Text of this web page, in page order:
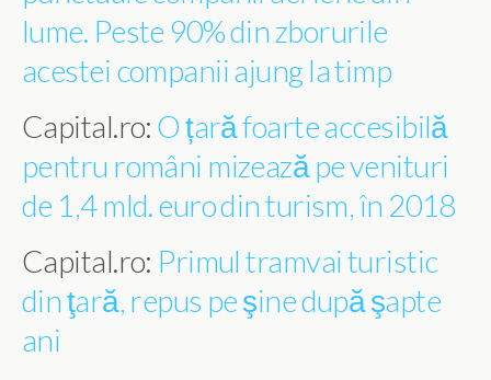
lume. Peste 90% din zborurile
acestei companii ajung la timp
Capital.ro: O țară foarte accesibilă
pentru români mizează pe venituri
de 1,4 mld. euro din turism, în 2018
Capital.ro: Primul tramvai turistic
din ţară, repus pe şine după şapte
ani